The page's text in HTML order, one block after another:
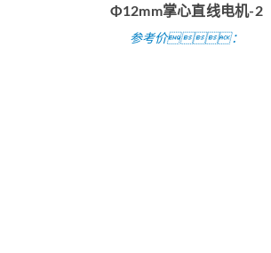
Φ12mm掌心直线电机-2
参考价：